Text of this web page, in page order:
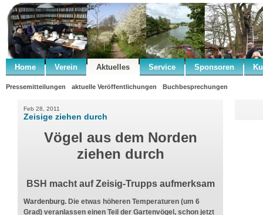
Home Verein Aktuelles Service Sponsoren
Pressemitteilungen aktuelle Veröffentlichungen Buchbesprechungen
Feb 28, 2011
Zeisige ziehen durch
Vögel aus dem Norden
ziehen durch
BSH macht auf Zeisig-Trupps aufmerksam
Wardenburg. Die etwas höheren Temperaturen (um 6
Grad) veranlassen einen Teil der Gartenvögel, schon jetzt